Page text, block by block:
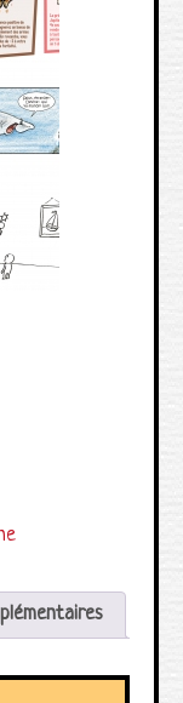
(dernier numéro)